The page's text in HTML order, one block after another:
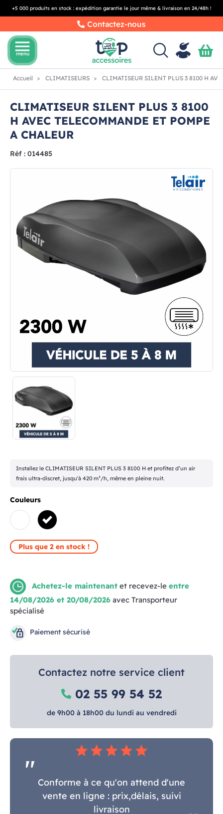
+5 000 produits en stock : expédition garantie le jour même & livraison en 24/48h !
Contactez-nous
menu
menu
Accueil CLIMATISEURS CLIMATISEUR SILENT PLUS 3 8100 H
CLIMATISEUR SILENT PLUS 3 8100
H AVEC TELECOMMANDE ET POMPE
A CHALEUR
Réf : 014485
Installez le CLIMATISEUR SILENT PLUS 3 8100 H et profitez d’un air
frais ultra‑discret, jusqu'à 420 m³/h, même en pleine nuit.
Couleurs
Plus que 2 en stock !
Achetez-le maintenant et recevez-le entre
14/08/2026 et 20/08/2026 avec Transporteur
spécialisé
Paiement sécurisé
Contactez notre service client
02 55 99 54 52
de 9h00 à 18h00 du lundi au vendredi
star star star star star
Conforme à ce qu'on attend d'une
vente en ligne : prix,délais, suivi
livraison